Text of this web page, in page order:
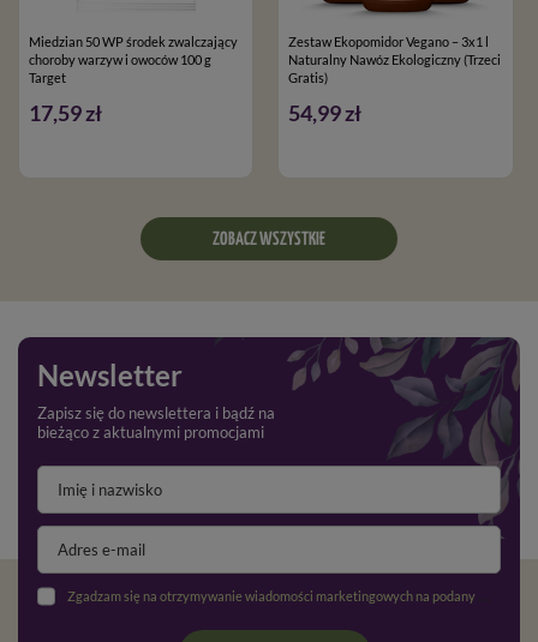
Miedzian 50 WP środek zwalczający
choroby warzyw i owoców 100 g
Target
17,59 zł
Zestaw Ekopomidor Vegano – 3x1 l
Naturalny Nawóz Ekologiczny (Trzeci
Gratis)
54,99 zł
ZOBACZ WSZYSTKIE
Newsletter
Zapisz się do newslettera i bądź na
bieżąco z aktualnymi promocjami
Zgadzam się na otrzymywanie wiadomości marketingowych na podany adres e-mail oraz przetwarzanie danych osobowych zgodnie z